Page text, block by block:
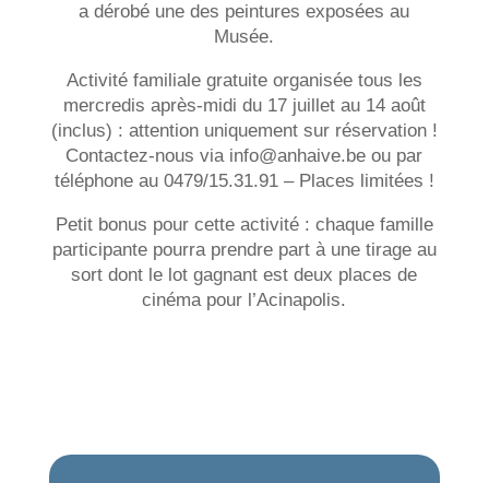
a dérobé une des peintures exposées au
Musée.
Activité familiale gratuite organisée tous les
mercredis après-midi du 17 juillet au 14 août
(inclus) : attention uniquement sur réservation !
Contactez-nous via info@anhaive.be ou par
téléphone au 0479/15.31.91 – Places limitées !
Petit bonus pour cette activité : chaque famille
participante pourra prendre part à une tirage au
sort dont le lot gagnant est deux places de
cinéma pour l’Acinapolis.